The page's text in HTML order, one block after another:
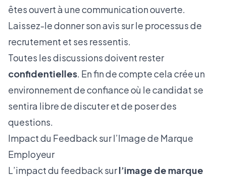
êtes ouvert à une communication ouverte.
Laissez-le donner son avis sur le processus de
recrutement et ses ressentis.
Toutes les discussions doivent rester
confidentielles. En fin de compte cela crée un
environnement de confiance où le candidat se
sentira libre de discuter et de poser des
questions.
Impact du Feedback sur l’Image de Marque
Employeur
L’impact du feedback surl’image de marque